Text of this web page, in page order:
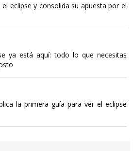
el eclipse y consolida su apuesta por el
ya está aquí: todo lo que necesitas
la primera guía para ver el eclipse